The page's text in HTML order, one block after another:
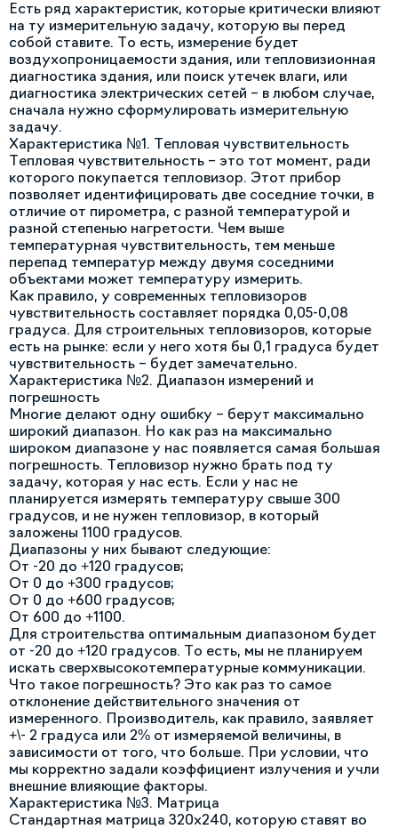
Есть ряд характеристик, которые критически влияют
на ту измерительную задачу, которую вы перед
собой ставите. То есть, измерение будет
воздухопроницаемости здания, или тепловизионная
диагностика здания, или поиск утечек влаги, или
диагностика электрических сетей – в любом случае,
сначала нужно сформулировать измерительную
задачу.
Характеристика №1. Тепловая чувствительность
Тепловая чувствительность – это тот момент, ради
которого покупается тепловизор. Этот прибор
позволяет идентифицировать две соседние точки, в
отличие от пирометра, с разной температурой и
разной степенью нагретости. Чем выше
температурная чувствительность, тем меньше
перепад температур между двумя соседними
объектами может температуру измерить.
Как правило, у современных тепловизоров
чувствительность составляет порядка 0,05-0,08
градуса. Для строительных тепловизоров, которые
есть на рынке: если у него хотя бы 0,1 градуса будет
чувствительность – будет замечательно.
Характеристика №2. Диапазон измерений и
погрешность
Многие делают одну ошибку – берут максимально
широкий диапазон. Но как раз на максимально
широком диапазоне у нас появляется самая большая
погрешность. Тепловизор нужно брать под ту
задачу, которая у нас есть. Если у нас не
планируется измерять температуру свыше 300
градусов, и не нужен тепловизор, в который
заложены 1100 градусов.
Диапазоны у них бывают следующие:
От -20 до +120 градусов;
От 0 до +300 градусов;
От 0 до +600 градусов;
От 600 до +1100.
Для строительства оптимальным диапазоном будет
от -20 до +120 градусов. То есть, мы не планируем
искать сверхвысокотемпературные коммуникации.
Что такое погрешность? Это как раз то самое
отклонение действительного значения от
измеренного. Производитель, как правило, заявляет
+\- 2 градуса или 2% от измеряемой величины, в
зависимости от того, что больше. При условии, что
мы корректно задали коэффициент излучения и учли
внешние влияющие факторы.
Характеристика №3. Матрица
Стандартная матрица 320х240, которую ставят во